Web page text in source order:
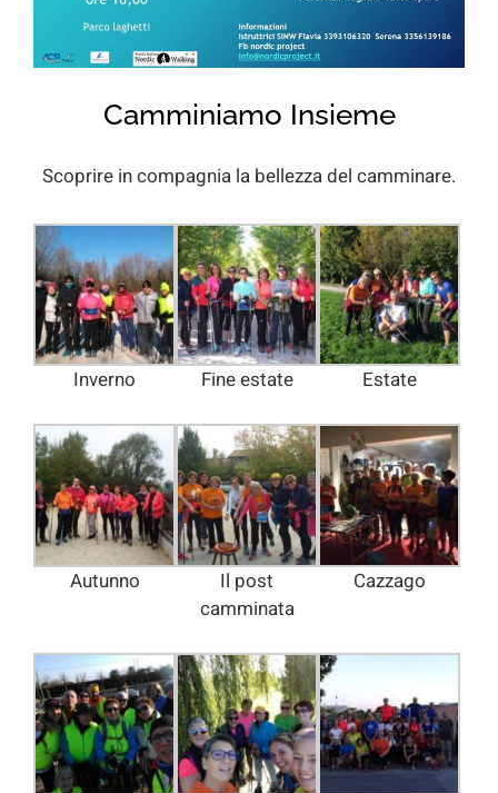
Camminiamo Insieme
Scoprire in compagnia la bellezza del camminare.
Inverno Fine estate Estate
Autunno
Il post
camminata
Cazzago